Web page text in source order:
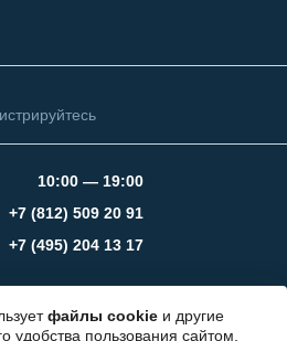
файлы cookieи другие
удобства пользования сайтом,
10:00 — 19:00
+7 (812) 509 20 91
+7 (495) 204 13 17